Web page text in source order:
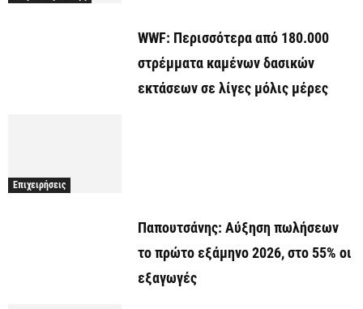
WWF: Περισσότερα από 180.000
στρέμματα καμένων δασικών
εκτάσεων σε λίγες μόλις μέρες
Επιχειρήσεις
Παπουτσάνης: Αύξηση πωλήσεων
το πρώτο εξάμηνο 2026, στο 55% οι
εξαγωγές